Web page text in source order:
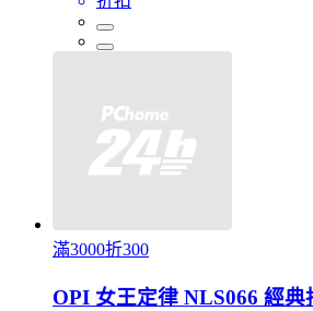
滿3000折300
OPI 女王定律 NLS066 經典